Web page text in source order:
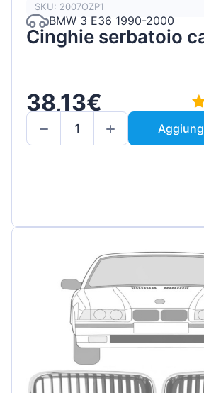
SKU: 2007OZP1
BMW 3 E36 1990-2000
Cinghie serbatoio
38,13€